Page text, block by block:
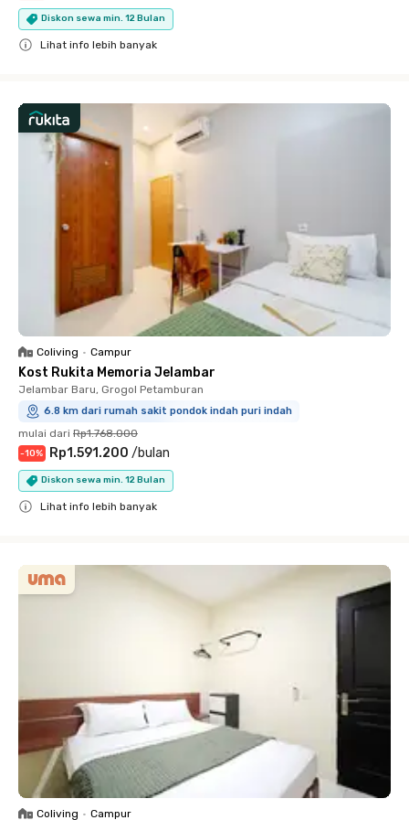
Diskon sewa min. 12 Bulan
Lihat info lebih banyak
Coliving • Campur
Kost Rukita Memoria Jelambar
Jelambar Baru, Grogol Petamburan
6.8 km dari rumah sakit pondok indah puri indah
mulai dari Rp1.768.000
-10% Rp1.591.200 /bulan
Diskon sewa min. 12 Bulan
Lihat info lebih banyak
Coliving • Campur